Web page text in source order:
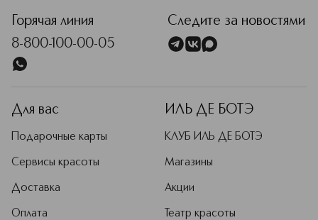
Подробнее
Горячая линия
8-800-100-00-05
Следите за новостями
Для вас
Подарочные карты
Сервисы красоты
Доставка
Оплата
ИЛЬ ДЕ БОТЭ
КЛУБ ИЛЬ ДЕ БОТЭ
Магазины
Акции
Театр красоты